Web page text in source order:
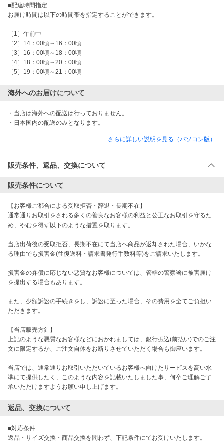
■配達時間指定
お届け時間は以下の時間帯を指定することができます。
［1］午前中
［2］14：00頃～16：00頃
［3］16：00頃～18：00頃
［4］18：00頃～20：00頃
［5］19：00頃～21：00頃
海外へのお届けについて
・当店は海外への配送は行っておりません。
・日本国内の配送のみとなります。
さらに詳しい説明を見る（パソコン版）
販売条件、返品、交換について
販売条件について
【お客様ご都合による受取拒否・辞退・長期不在】
通常通りお取引をされる多くの善良なお客様の利益と公正なお取引を守るた
め、やむを得ず以下のような措置を取ります。
当店出荷後の受取拒否、長期不在にて当店へ商品が返却された場合、いかな
る理由でも損害金(往復送料・請求書発行手数料等)をご請求いたします。
損害金の弁償に応じない悪質なお客様については、管轄の警察署に被害届け
を提出する場合もあります。
また、少額訴訟の手続きをし、訴訟に至った場合、その費用を全てご負担い
ただきます。
【当店販売方針】
上記のような悪質なお客様などにおかれましては、銀行振込(前払い)でのご注
文に限定するか、ご注文自体をお断りさせていただく場合も御座います。
当店では、通常通りお取引いただいているお客様へ向けたサービスを高い水
準にて提供したく、このような内容を記載いたしました事、何卒ご理解ご了
返品、交換について
■対応条件
返品・サイズ交換・商品交換を問わず、下記条件にてお受けいたします。